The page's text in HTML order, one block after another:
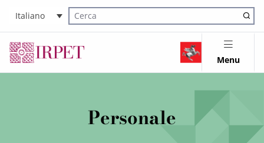
Italiano
Cerca nel sito
Menu
Personale